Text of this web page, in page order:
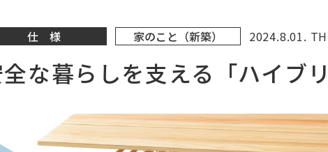
仕 様 家のこと（新築） 2024.8.01.
な暮らしを支える「ハイブ